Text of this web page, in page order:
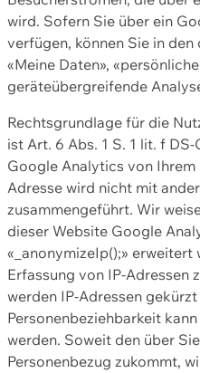
wird. Sofern Sie über ein
verfügen, können Sie in
«Meine Daten»,
geräteübergreifende
Rechtsgrundlage für die
ist Art. 6 Abs. 1 S. 1 lit. f
Google Analytics von
Adresse wird nicht mit
zusammengeführt. Wir
dieser Website Google
«_anonymizeIp();»
Erfassung von IP-Adressen
werden IP-Adressen
Personenbeziehbarkeit
werden. Soweit den über
Personenbezug zukommt,